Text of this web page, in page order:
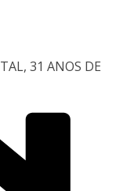
31 ANOS DE